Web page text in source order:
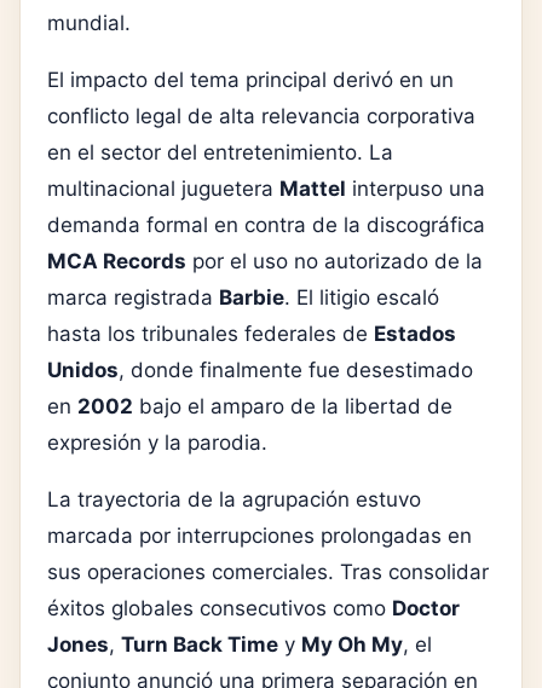
mundial.
El impacto del tema principal derivó en un
conflicto legal de alta relevancia corporativa
en el sector del entretenimiento. La
multinacional juguetera Mattel interpuso una
demanda formal en contra de la discográfica
MCA Records por el uso no autorizado de la
marca registrada Barbie. El litigio escaló
hasta los tribunales federales de Estados
Unidos, donde finalmente fue desestimado
en 2002 bajo el amparo de la libertad de
expresión y la parodia.
La trayectoria de la agrupación estuvo
marcada por interrupciones prolongadas en
sus operaciones comerciales. Tras consolidar
éxitos globales consecutivos como Doctor
Jones, Turn Back Time y My Oh My, el
conjunto anunció una primera separación en